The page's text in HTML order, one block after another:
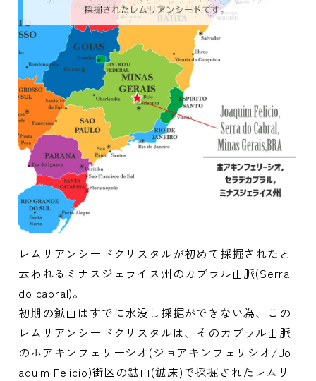
レムリアンシードクリスタルが初めて採掘されたと
云われるミナスジェライス州のカブラル山脈(Serra
do cabral)。
初期の鉱山はすでに水没し採掘ができない為、この
レムリアンシードクリスタルは、そのカブラル山脈
のホアキンフェリーシオ(ジョアキンフェリシオ/Jo
aquim Felicio)街区の鉱山(鉱床)で採掘されたレムリ